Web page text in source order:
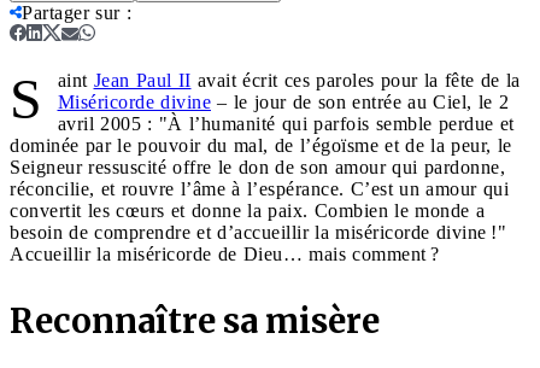
Partager sur:
S aint Jean Paul II avait écrit ces paroles pour la fête de la
Miséricorde divine – le jour de son entrée au Ciel, le 2
avril 2005 : "À l’humanité qui parfois semble perdue et
dominée par le pouvoir du mal, de l’égoïsme et de la peur, le
Seigneur ressuscité offre le don de son amour qui pardonne,
réconcilie, et rouvre l’âme à l’espérance. C’est un amour qui
convertit les cœurs et donne la paix. Combien le monde a
besoin de comprendre et d’accueillir la miséricorde divine !"
Accueillir la miséricorde de Dieu… mais comment ?
Reconnaître sa misère